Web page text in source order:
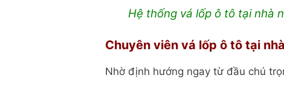
Hệ thống vá lốp ô tô tại nhà
Chuyên viên vá lốp ô tô tại
Nhờ định hướng ngay từ đầu chú